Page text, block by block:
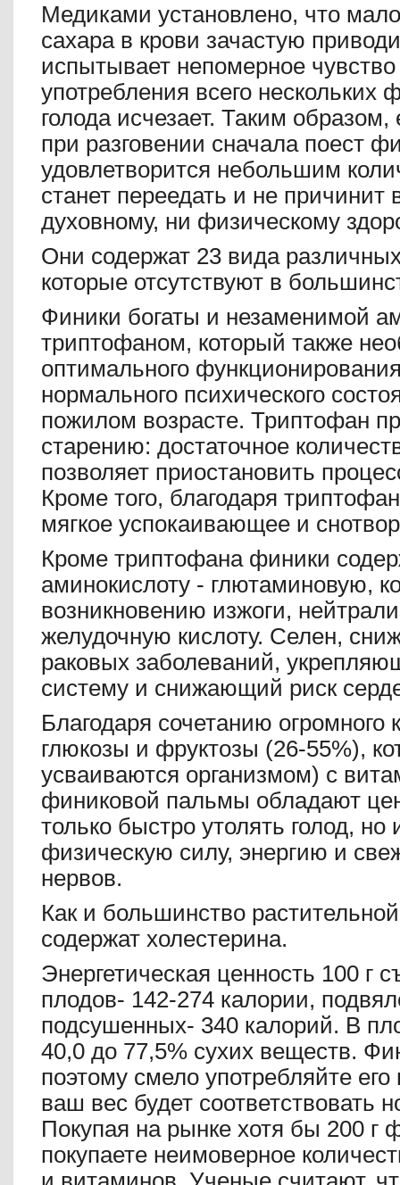
Медиками установлено, что
сахара в крови зачастую
испытывает непомерное чувство
употребления всего нескольких
голода исчезает. Таким
при разговении сначала поест
удовлетворится небольшим
станет переедать и не причинит
духовному, ни физическому
Они содержат 23 вида
которые отсутствуют в
Финики богаты и незаменимой
триптофаном, который также
оптимального
нормального психического
пожилом возрасте. Триптофан
старению: достаточное
позволяет приостановить
Кроме того, благодаря
мягкое успокаивающее и
Кроме триптофана финики
аминокислоту - глютаминовую,
возникновению изжоги,
желудочную кислоту. Селен,
раковых заболеваний,
систему и снижающий риск
Благодаря сочетанию огромного
глюкозы и фруктозы (26-55%),
усваиваются организмом) с
финиковой пальмы обладают
только быстро утолять голод, но
физическую силу, энергию и
нервов.
Как и большинство
содержат холестерина.
Энергетическая ценность 100 г
плодов- 142-274 калории,
подсушенных- 340 калорий. В
40,0 до 77,5% сухих веществ.
поэтому смело употребляйте
ваш вес будет соответствовать
Покупая на рынке хотя бы 200 г
покупаете неимоверное